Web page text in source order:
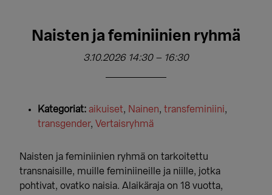
Naisten ja feminiinien ryhmä
3.10.2026 14:30– 16:30
Kategoriat: aikuiset, Nainen,transfeminiini,
transgender,Vertaisryhmä
Naisten ja feminiinien ryhmä on tarkoitettu
transnaisille, muille feminiineille ja niille, jotka
pohtivat, ovatko naisia. Alaikäraja on 18 vuotta,